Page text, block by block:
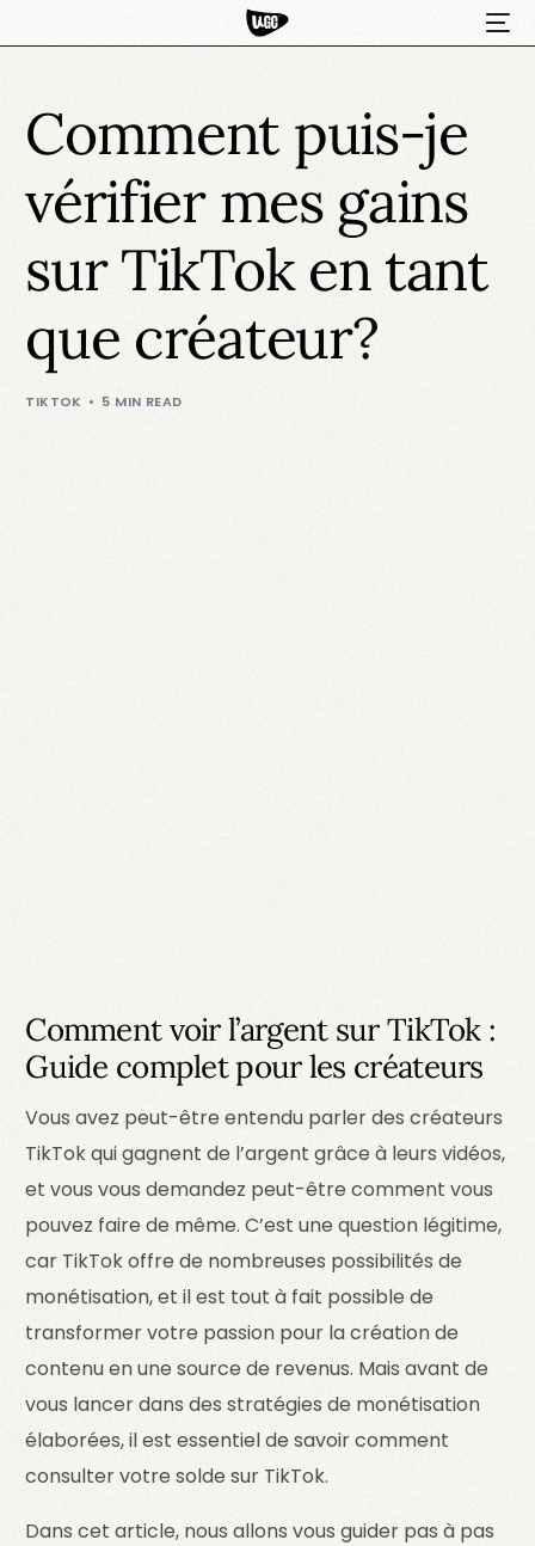
Comment puis-je
vérifier mes gains
sur TikTok en tant
que créateur?
TIKTOK 5 MIN READ
Comment voir l’argent sur TikTok :
Guide complet pour les créateurs
Vous avez peut-être entendu parler des créateurs
TikTok qui gagnent de l’argent grâce à leurs vidéos,
et vous vous demandez peut-être comment vous
pouvez faire de même. C’est une question légitime,
car TikTok offre de nombreuses possibilités de
monétisation, et il est tout à fait possible de
transformer votre passion pour la création de
contenu en une source de revenus. Mais avant de
vous lancer dans des stratégies de monétisation
élaborées, il est essentiel de savoir comment
consulter votre solde sur TikTok.
Dans cet article, nous allons vous guider pas à pas
HOT